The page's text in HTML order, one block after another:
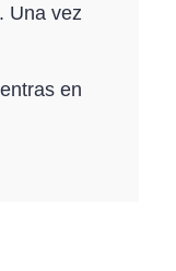
Una vez
en